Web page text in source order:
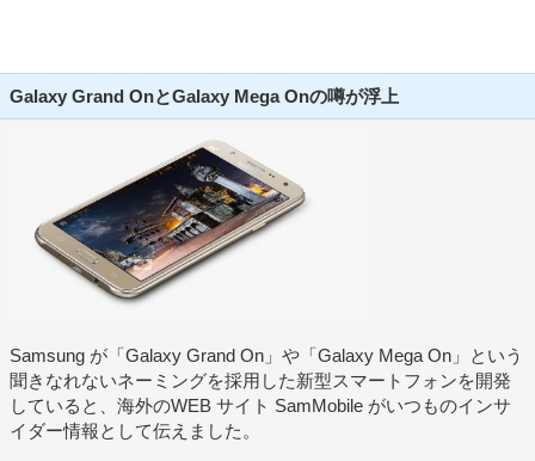
Galaxy Grand OnとGalaxy Mega Onの噂が浮上
Samsung が「Galaxy Grand On」や「Galaxy Mega On」という
聞きなれないネーミングを採用した新型スマートフォンを開発
していると、海外のWEB サイト SamMobile がいつものインサ
イダー情報として伝えました。